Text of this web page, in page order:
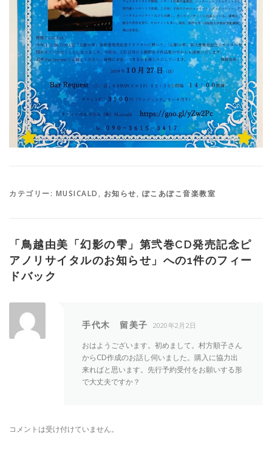
カテゴリー: MUSICALD , お知らせ, ぽこあぽこ音楽教室
「 鳥越由美「幻影の雫」第弐巻CD発売記念ピ
アノリサイタルのお知らせ 」への1件のフィー
ドバック
手代木 留美子 2020年2月2日
おはようございます。初めまして。村方順子さん
からCD作成のお話し伺いました。購入に協力出
来ればと思います。先行予約受付をお願いする形
で大丈夫ですか？
コメントは受け付けていません。